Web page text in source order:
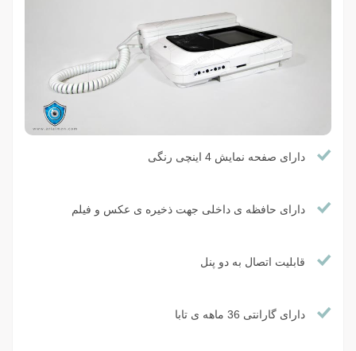
دارای صفحه نمایش 4 اینچی رنگی
دارای حافظه ی داخلی جهت ذخیره ی عکس و فیلم
قابلیت اتصال به دو پنل
دارای گارانتی 36 ماهه ی تابا